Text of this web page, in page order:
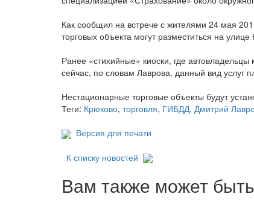
Как сообщил на встрече с жителями 24 мая
торговых объекта могут разместиться на
Ранее «стихийные» киоски, где
сейчас, по словам Лаврова, данный вид услуг
Нестационарные торговые объекты будут
Теги: Крюково, торговля, ГИБДД, Дмитрий
Версия для печати
К списку новостей
Вам также может